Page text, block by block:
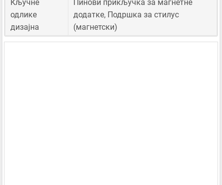
Кључне
одлике
дизајна
Пинови прикључка за магнетне
додатке, Подршка за стилус
(магнетски)